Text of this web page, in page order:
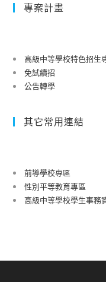
專案計畫
高級中等學校特色招生
免試續招
公告轉學
其它常用連結
前導學校專區
性別平等教育專區
高級中等學校學生事務